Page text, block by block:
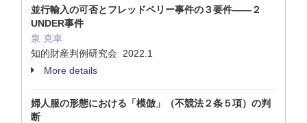
並行輸入の可否とフレッドペリー事件の３要件―—２
UNDER事件
泉 克幸
知的財産判例研究会 2022.1
More details
婦人服の形態における「模倣」（不競法２条５項）の判
断